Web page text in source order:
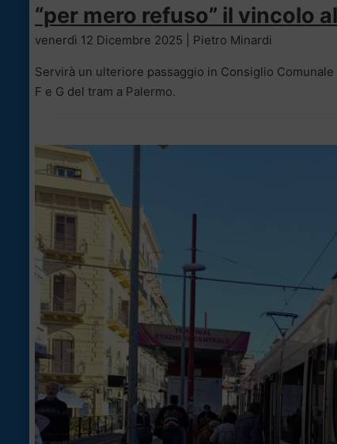
“per mero refuso” il vincolo
venerdì 12 Dicembre 2025 | Pietro Minardi
Servirà un ulteriore passaggio in Consiglio
F e G del tram a Palermo.